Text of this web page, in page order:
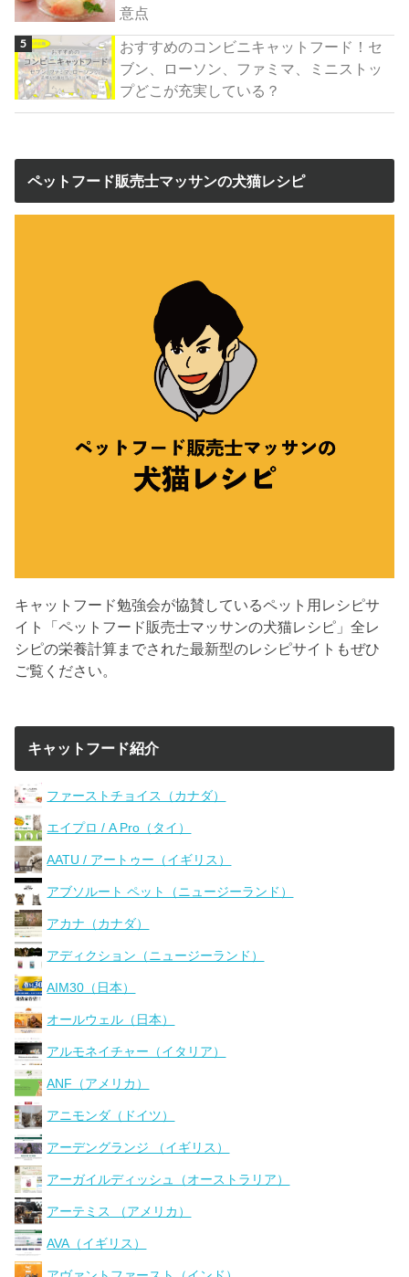
意点
おすすめのコンビニキャットフード！セ
ブン、ローソン、ファミマ、ミニストッ
プどこが充実している？
ペットフード販売士マッサンの犬猫レシピ
キャットフード勉強会が協賛しているペット用レシピサ
イト「ペットフード販売士マッサンの犬猫レシピ」全レ
シピの栄養計算までされた最新型のレシピサイトもぜひ
ご覧ください。
キャットフード紹介
ファーストチョイス（カナダ）
エイプロ / A Pro（タイ）
AATU / アートゥー（イギリス）
アブソルート ペット（ニュージーランド）
アカナ（カナダ）
アディクション（ニュージーランド）
AIM30（日本）
オールウェル（日本）
アルモネイチャー（イタリア）
ANF（アメリカ）
アニモンダ（ドイツ）
アーデングランジ （イギリス）
アーガイルディッシュ（オーストラリア）
アーテミス （アメリカ）
AVA（イギリス）